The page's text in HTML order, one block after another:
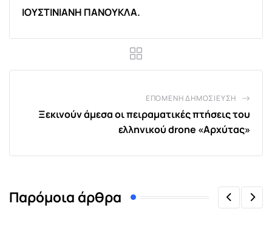
ΙΟΥΣΤΙΝΙΑΝΗ ΠΑΝΟΥΚΛΑ.
ΕΠΌΜΕΝΗ ΔΗΜΟΣΊΕΥΣΗ
Ξεκινούν άμεσα οι πειραματικές πτήσεις του
ελληνικού drone «Αρχύτας»
Παρόμοια άρθρα